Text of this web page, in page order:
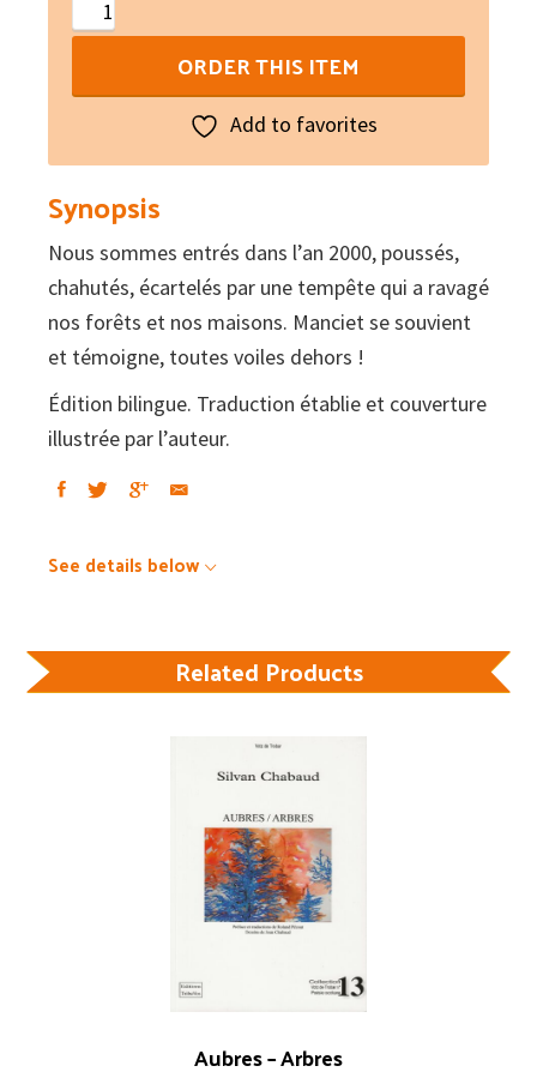
Ventòrla
quantity
ORDER THIS ITEM
Add to favorites
Synopsis
Nous sommes entrés dans l’an 2000, poussés,
chahutés, écartelés par une tempête qui a ravagé
nos forêts et nos maisons. Manciet se souvient
et témoigne, toutes voiles dehors !
Édition bilingue. Traduction établie et couverture
illustrée par l’auteur.
See details below
Related Products
Aubres – Arbres